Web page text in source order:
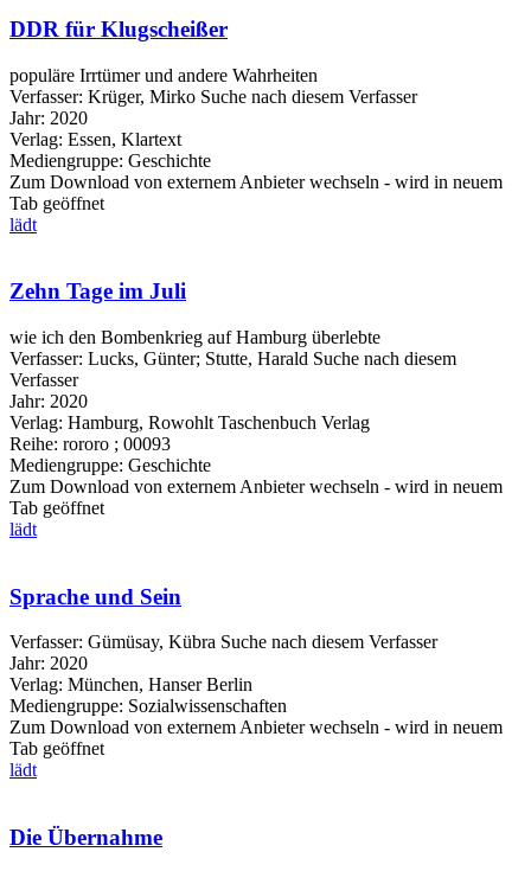
DDR für Klugscheißer
populäre Irrtümer und andere Wahrheiten
Verfasser: Krüger, Mirko Suche nach diesem Verfasser
Jahr: 2020
Verlag: Essen, Klartext
Mediengruppe: Geschichte
Zum Download von externem Anbieter wechseln - wird in neuem
Tab geöffnet
lädt
Zehn Tage im Juli
wie ich den Bombenkrieg auf Hamburg überlebte
Verfasser: Lucks, Günter; Stutte, Harald Suche nach diesem
Verfasser
Jahr: 2020
Verlag: Hamburg, Rowohlt Taschenbuch Verlag
Reihe: rororo ; 00093
Mediengruppe: Geschichte
Zum Download von externem Anbieter wechseln - wird in neuem
Tab geöffnet
lädt
Sprache und Sein
Verfasser: Gümüsay, Kübra Suche nach diesem Verfasser
Jahr: 2020
Verlag: München, Hanser Berlin
Mediengruppe: Sozialwissenschaften
Zum Download von externem Anbieter wechseln - wird in neuem
Tab geöffnet
lädt
Die Übernahme